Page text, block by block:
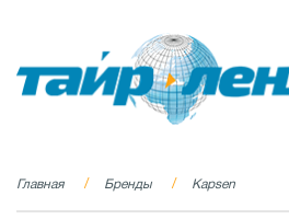
Главная Бренды Kapsen